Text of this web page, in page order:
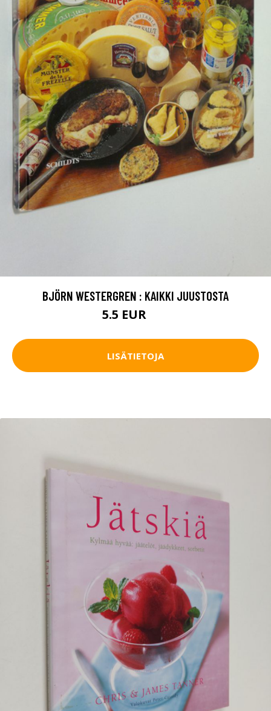
BJÖRN WESTERGREN : KAIKKI JUUSTOSTA
5.5 EUR
LISÄTIETOJA